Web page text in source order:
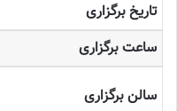
تاریخ برگزاری
ساعت برگزاری
سالن برگزاری